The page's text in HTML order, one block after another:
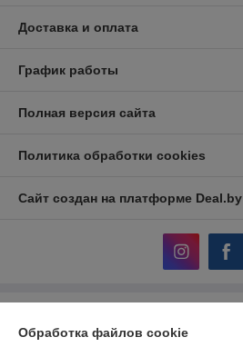
Доставка и оплата
График работы
Полная версия сайта
Политика обработки cookies
Сайт создан на платформе Deal.by
Обработка файлов cookie